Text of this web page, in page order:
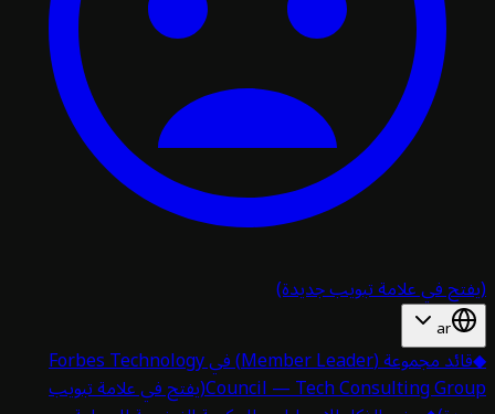
في علامة تبويب جديدة)
ar
قائد مجموعة (Member Leader) في Forbes Technology
Council — Tech Consulting(يفتح في علامة تبويب